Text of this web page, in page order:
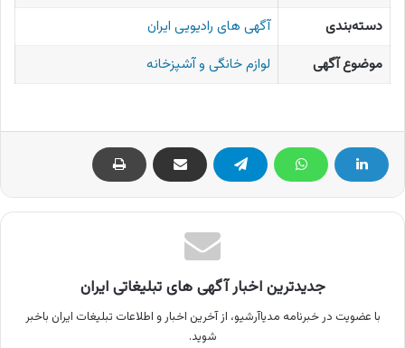
دسته‌بندی
آگهی های رادیویی ایران
موضوع آگهی
لوازم خانگی و آشپزخانه
جدیدترین اخبار آگهی های تبلیغاتی ایران
با عضویت در خبرنامه مدیاآرشیو، از آخرین اخبار و اطلاعات تبلیغات ایران باخبر
شوید.